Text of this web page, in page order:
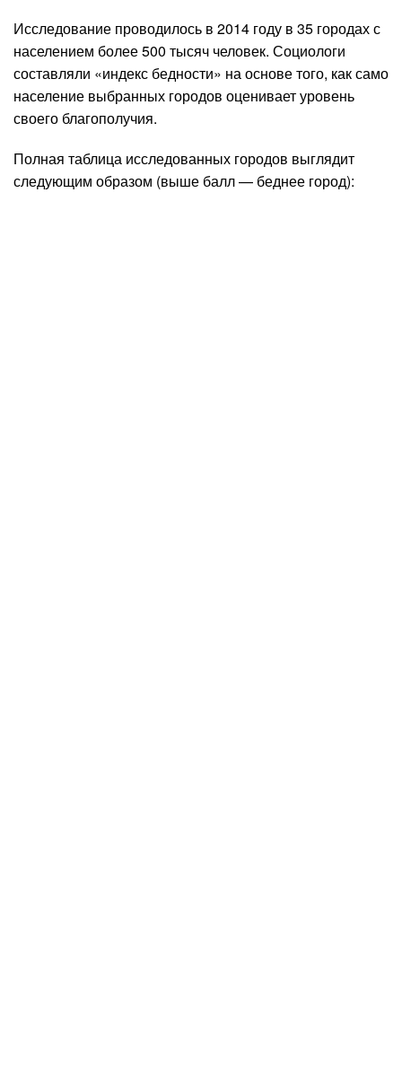
Исследование проводилось в 2014 году в 35 городах с
населением более 500 тысяч человек. Социологи
составляли «индекс бедности» на основе того, как само
население выбранных городов оценивает уровень
своего благополучия.
Полная таблица исследованных городов выглядит
следующим образом (выше балл — беднее город):